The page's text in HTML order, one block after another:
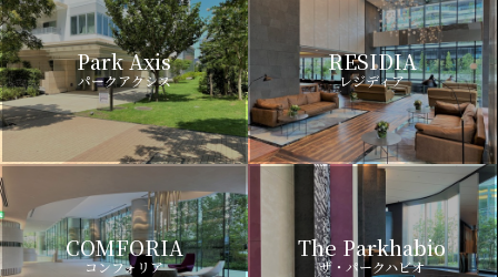
Park Axis
パークアクシス
RESIDIA
レジディア
COMFORIA
コンフォリア
The Parkhabio
ザ・パークハビオ